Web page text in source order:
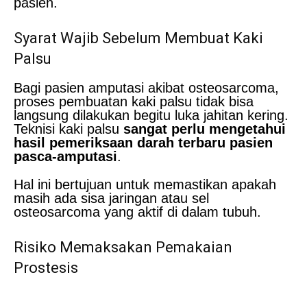
Syarat Wajib Sebelum Membuat Kaki
Palsu
Bagi pasien amputasi akibat osteosarcoma,
proses pembuatan kaki palsu tidak bisa
langsung dilakukan begitu luka jahitan kering.
Teknisi kaki palsu sangat perlu mengetahui
hasil pemeriksaan darah terbaru pasien
pasca-amputasi.
Hal ini bertujuan untuk memastikan apakah
masih ada sisa jaringan atau sel
osteosarcoma yang aktif di dalam tubuh.
Risiko Memaksakan Pemakaian
Prostesis